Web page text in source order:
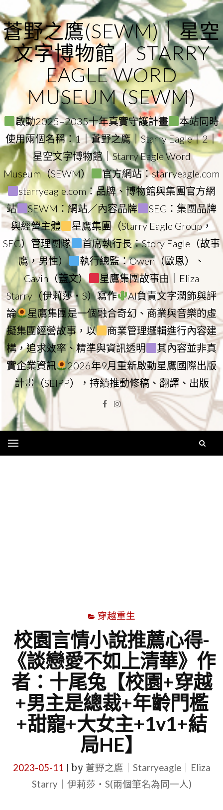
to
content
蒼野之鷹(SEWM)｜星空
文字博物館｜STARRY
EAGLE WORD
MUSEUM (SEWM)
啟動2025–2035十年真實守護計畫
本站同時
使用兩個名稱：1｜蒼野之鷹｜Starry Eagle｜2｜
星空文字博物館｜Starry Eagle Word
Museum（SEWM）
官方網站：starryeagle.com
starryeagle.com：品牌、博物館與集團官方網
站
SEWM：網站／內容品牌
SEG：集團品牌
與經營主體
星鷹集團（Starry Eagle Group，
SEG）管理團隊
首席執行長：Story Eagle（故事
鷹，男性）
執行總監：Owen（歐恩）、
Gavin（蓋文）
星鷹集團故事由｜Eliza
Starry（伊莉莎・S）寫作
AI負責文字潤飾與評
論
星鷹集團是一個融合奇幻、商業與音樂的虛
擬集團經營故事，以
商業管理邏輯進行內容建
構，追求效率、精準與資訊透明
其內容並非真
實企業資訊
2026年9月重新啟動星鷹國際出版
計畫（SEIPP），持續推動修稿、翻譯、出版
Facebook
Instagram
穿越重生
校園言情小說推薦心得-
《談戀愛不如上清華》作
者：十尾兔【校園+穿越
+男主是總裁+年齡門檻
+甜寵+大女主+1v1+結
局HE】
2023-05-11 by 蒼野之鷹｜Starryeagle｜Eliza
Starry｜伊莉莎・S(兩個筆名為同一人)